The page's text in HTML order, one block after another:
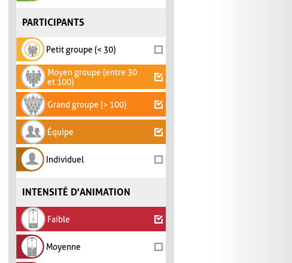
PARTICIPANTS
Petit groupe (< 30)
Moyen groupe (entre 30
et 100)
Grand groupe (> 100)
Équipe
Individuel
INTENSITÉ D'ANIMATION
Faible
Moyenne